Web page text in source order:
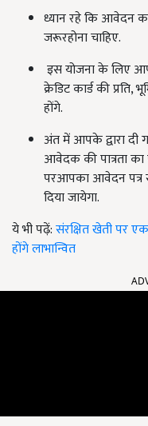
ध्यान रहे कि आवेदन
जरूरहोना चाहिए.
इस योजना के लिए
क्रेडिट कार्ड की
होंगे.
अंत में आपके द्वारा दी
आवेदक की पात्रता
परआपका आवेदन पत्र
दिया जायेगा.
ये भी पढ़ें:संरक्षित खेती पर
होंगे लाभान्वित